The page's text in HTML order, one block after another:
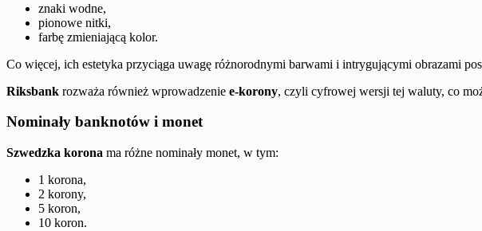
znaki wodne,
pionowe nitki,
farbę zmieniającą kolor.
Co więcej, ich estetyka przyciąga uwagę różnorodnymi barwami i intrygującymi obrazami
Riksbank rozważa również wprowadzenie e-korony, czyli cyfrowej wersji tej waluty, co
Nominały banknotów i monet
Szwedzka korona ma różne nominały monet, w tym:
1 korona,
2 korony,
5 koron,
10 koron.